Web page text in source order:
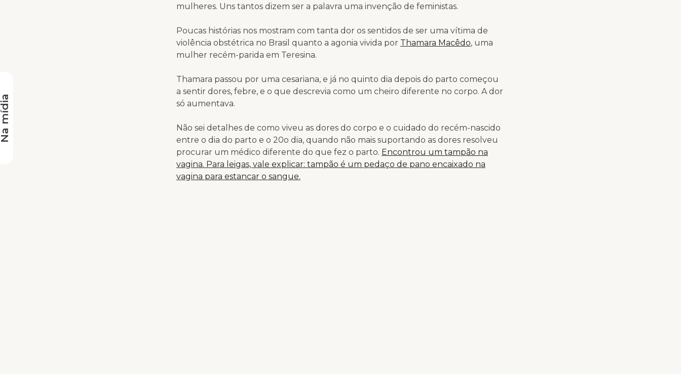
mulheres. Uns tantos dizem ser a palavra uma invenção de feministas.
Poucas histórias nos mostram com tanta dor os sentidos de ser uma vítima de
violência obstétrica no Brasil quanto a agonia vivida por Thamara Macêdo, uma
mulher recém-parida em Teresina.
Thamara passou por uma cesariana, e já no quinto dia depois do parto começou
a sentir dores, febre, e o que descrevia como um cheiro diferente no corpo. A dor
só aumentava.
Não sei detalhes de como viveu as dores do corpo e o cuidado do recém-nascido
entre o dia do parto e o 20o dia, quando não mais suportando as dores resolveu
procurar um médico diferente do que fez o parto. Encontrou um tampão na
vagina. Para leigas, vale explicar: tampão é um pedaço de pano encaixado na
vagina para estancar o sangue.